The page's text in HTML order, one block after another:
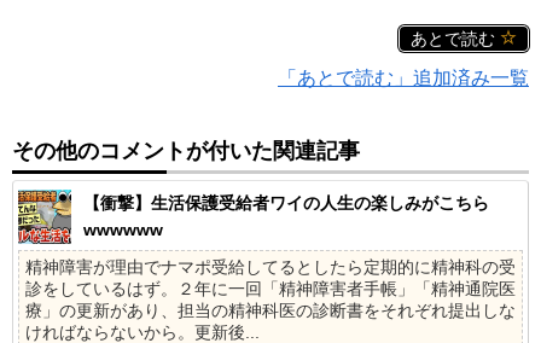
あとで読む
「あとで読む」追加済み一覧
その他のコメントが付いた関連記事
【衝撃】生活保護受給者ワイの人生の楽しみがこちら
wwwwww
精神障害が理由でナマポ受給してるとしたら定期的に精神科の受
診をしているはず。２年に一回「精神障害者手帳」「精神通院医
療」の更新があり、担当の精神科医の診断書をそれぞれ提出しな
ければならないから。更新後...